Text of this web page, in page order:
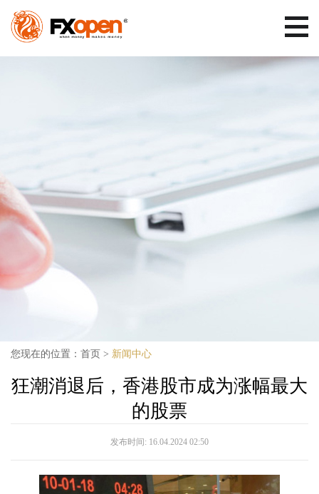
您现在的位置： 首页 > 新闻中心
狂潮消退后，香港股市成为涨幅最大
的股票
发布时间: 16.04.2024 02:50